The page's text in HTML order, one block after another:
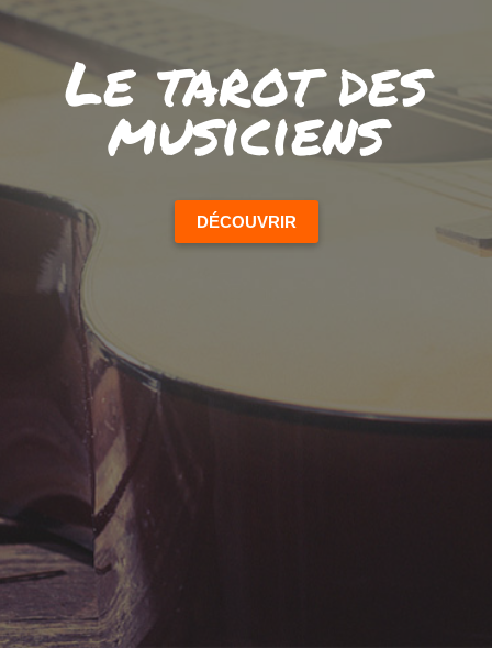
Le tarot des
musiciens
DÉCOUVRIR